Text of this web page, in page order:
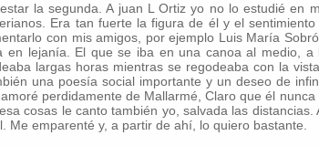
la segunda. A juan L Ortiz yo no lo estudié en
Era tan fuerte la figura de él y el
con mis amigos, por ejemplo Luis María
en lejanía. El que se iba en una canoa al medio,
largas horas mientras se regodeaba con la
una poesía social importante y un deseo de
perdidamente de Mallarmé, Claro que él
cosas le canto también yo, salvada las
Me emparenté y, a partir de ahí, lo quiero bastante.